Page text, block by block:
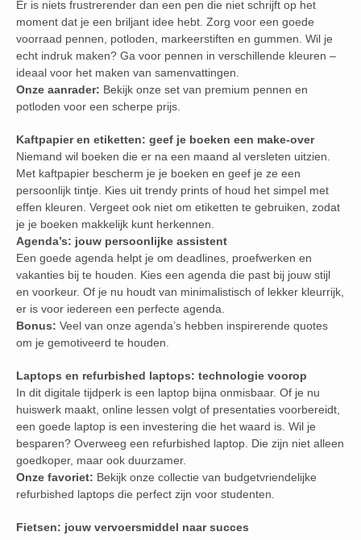
Er is niets frustrerender dan een pen die niet schrijft op het
moment dat je een briljant idee hebt. Zorg voor een goede
voorraad pennen, potloden, markeerstiften en gummen. Wil je
echt indruk maken? Ga voor pennen in verschillende kleuren –
ideaal voor het maken van samenvattingen.
Onze aanrader: Bekijk onze set van premium pennen en
potloden voor een scherpe prijs.
Kaftpapier en etiketten: geef je boeken een make-over
Niemand wil boeken die er na een maand al versleten uitzien.
Met kaftpapier bescherm je je boeken en geef je ze een
persoonlijk tintje. Kies uit trendy prints of houd het simpel met
effen kleuren. Vergeet ook niet om etiketten te gebruiken, zodat
je je boeken makkelijk kunt herkennen.
Agenda’s: jouw persoonlijke assistent
Een goede agenda helpt je om deadlines, proefwerken en
vakanties bij te houden. Kies een agenda die past bij jouw stijl
en voorkeur. Of je nu houdt van minimalistisch of lekker kleurrijk,
er is voor iedereen een perfecte agenda.
Bonus: Veel van onze agenda’s hebben inspirerende quotes
om je gemotiveerd te houden.
Laptops en refurbished laptops: technologie voorop
In dit digitale tijdperk is een laptop bijna onmisbaar. Of je nu
huiswerk maakt, online lessen volgt of presentaties voorbereidt,
een goede laptop is een investering die het waard is. Wil je
besparen? Overweeg een refurbished laptop. Die zijn niet alleen
goedkoper, maar ook duurzamer.
Onze favoriet: Bekijk onze collectie van budgetvriendelijke
refurbished laptops die perfect zijn voor studenten.
Fietsen: jouw vervoersmiddel naar succes